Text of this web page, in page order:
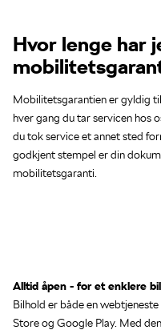
Hvor lenge har
Mobilitetsgarantien er gyldig
hver gang du tar servicen hos
du tok service et annet sted
godkjent stempel er din
mobilitetsgaranti.
Alltid åpen - for et enklere
Bilhold er både en
Store og Google Play. Med